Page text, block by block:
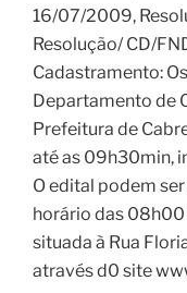
16/07/2009,
Resolução/ CD/
Cadastramento:
Departamento de
Prefeitura de
até as 09h30min,
O edital podem
horário das 08h00
situada à Rua
através d0 site